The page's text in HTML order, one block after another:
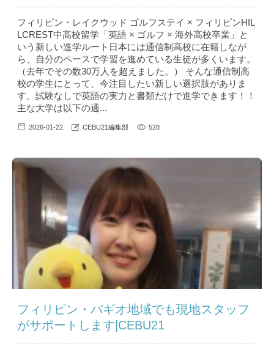
フィリピン・レイクウッド ゴルフステイ × フィリピンHIL
LCREST中高校留学「英語 × ゴルフ × 海外高校卒業」と
いう新しい進学ルート日本には通信制高校に在籍しなが
ら、自分のペースで学習を進めている生徒が多くいます。
（去年でその数30万人を超えました。） そんな通信制高
校の学生にとって、今注目したい新しい選択肢がありま
す。試験なしで英語の実力と書類だけで進学できます！！
主な大学は以下の通...
2026-01-22 CEBU21編集部 528
フィリピン・バギオ地域でも現地スタッフ
がサポートします|CEBU21